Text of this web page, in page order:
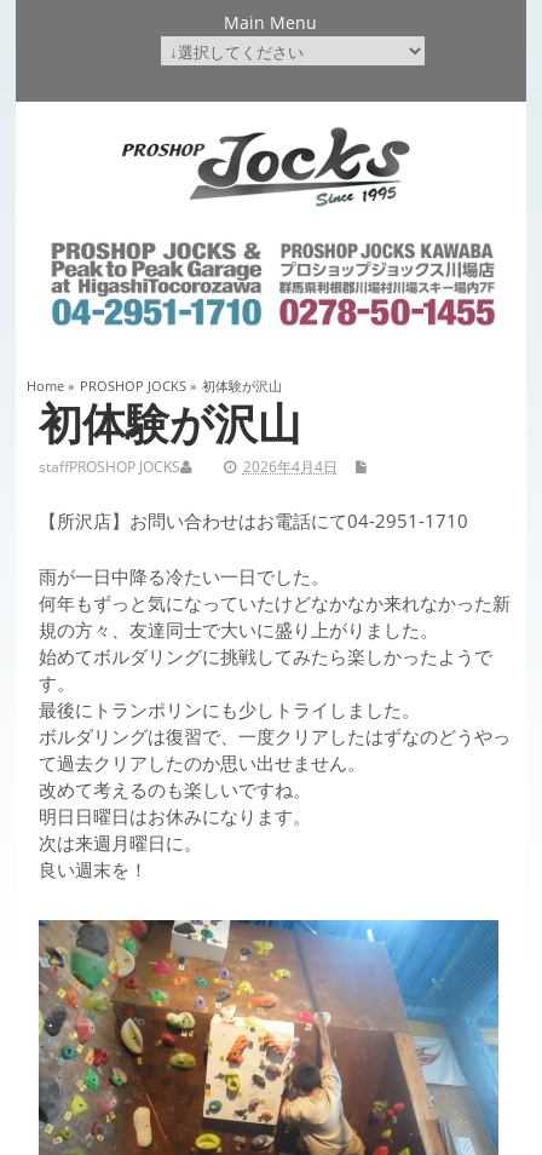
Main Menu
Home» PROSHOP JOCKS » 初体験が沢山
初体験が沢山
staff 2026年4月4日
PROSHOP JOCKS
【所沢店】お問い合わせはお電話にて04-2951-1710
雨が一日中降る冷たい一日でした。
何年もずっと気になっていたけどなかなか来れなかった新
規の方々、友達同士で大いに盛り上がりました。
始めてボルダリングに挑戦してみたら楽しかったようで
す。
最後にトランポリンにも少しトライしました。
ボルダリングは復習で、一度クリアしたはずなのどうやっ
て過去クリアしたのか思い出せません。
改めて考えるのも楽しいですね。
明日日曜日はお休みになります。
次は来週月曜日に。
良い週末を！